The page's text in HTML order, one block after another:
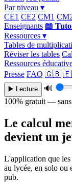
Par niveau ▾
CE1 CE2 CM1
Enseignants 📖
Ressources ▾
Tables de
Réviser les tables
Ressources
Presse FAQ 🇬🇧
▶️ Lecture
🔊
100% gratuit — sans
Le calcul
devient un
L'application que les
au lycée, en solo ou
pub.